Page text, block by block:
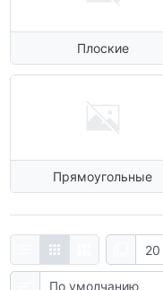
Плоские
Прямоугольные